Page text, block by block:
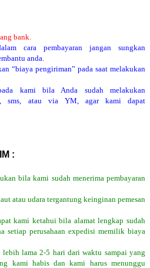
bank.
cara pembayaran jangan sungkan
anda.
“biaya pengiriman” pada saat melakukan
kami bila Anda sudah melakukan
sms, atau via YM, agar kami dapat
:
bila kami sudah menerima pembayaran
atau udara tergantung keinginan pemesan
kami ketahui bila alamat lengkap sudah
setiap perusahaan expedisi memilik biaya
lebih lama 2-5 hari dari waktu sampai yang
kami habis dan kami harus menunggu